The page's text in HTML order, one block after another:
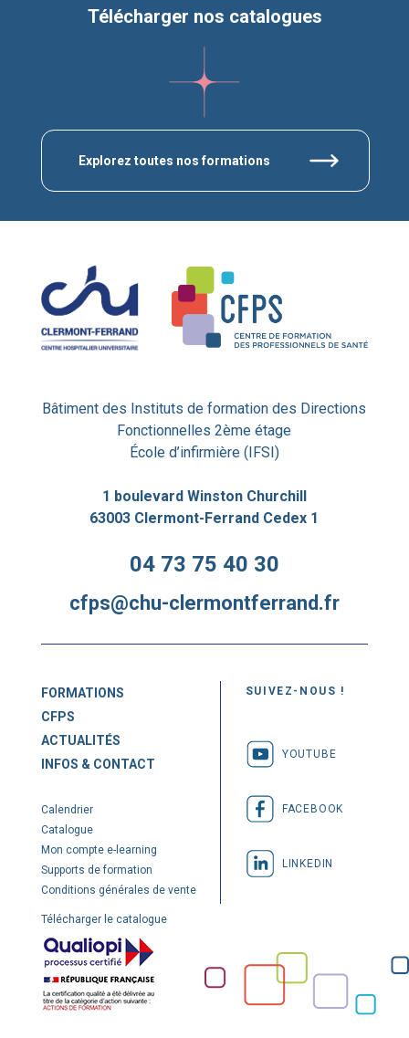
Explorez toutes nos formations
Télécharger nos catalogues
Bâtiment des Instituts de formation des Directions
Fonctionnelles 2ème étage
École d’infirmière (IFSI)
1 boulevard Winston Churchill
63003 Clermont-Ferrand Cedex 1
04 73 75 40 30
cfps@chu-clermontferrand.fr
FORMATIONS
CFPS
ACTUALITÉS
INFOS & CONTACT
Calendrier
Catalogue
Mon compte e-learning
Supports de formation
Conditions générales de vente
Télécharger le catalogue
SUIVEZ-NOUS !
YOUTUBE
FACEBOOK
LINKEDIN